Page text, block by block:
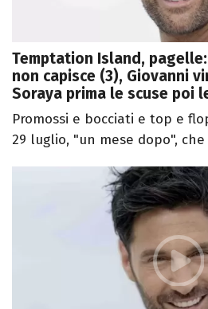
Temptation Island,
non capisce (3), Giovanni
Soraya prima le scuse poi
Promossi e bocciati e top e
29 luglio, "un mese dopo", che